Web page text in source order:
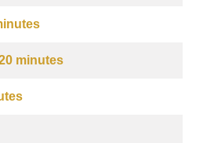
minutes